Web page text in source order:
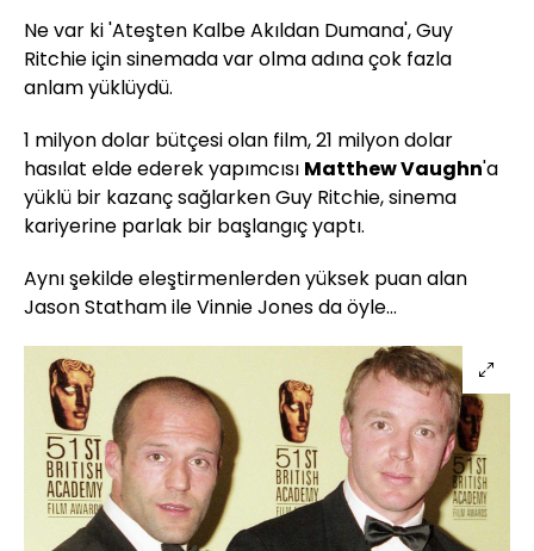
Ne var ki 'Ateşten Kalbe Akıldan Dumana',Guy
Ritchieiçin sinemada var olma adına çok fazla
anlam yüklüydü.
1 milyon dolar bütçesi olan film, 21 milyon dolar
hasılat elde ederek yapımcısı MatthewVaughn'a
yüklü bir kazanç sağlarkenGuy Ritchie,sinema
kariyerine parlak bir başlangıç yaptı.
Aynı şekilde eleştirmenlerden yüksek puan alan
JasonStathamileVinnieJonesda öyle...